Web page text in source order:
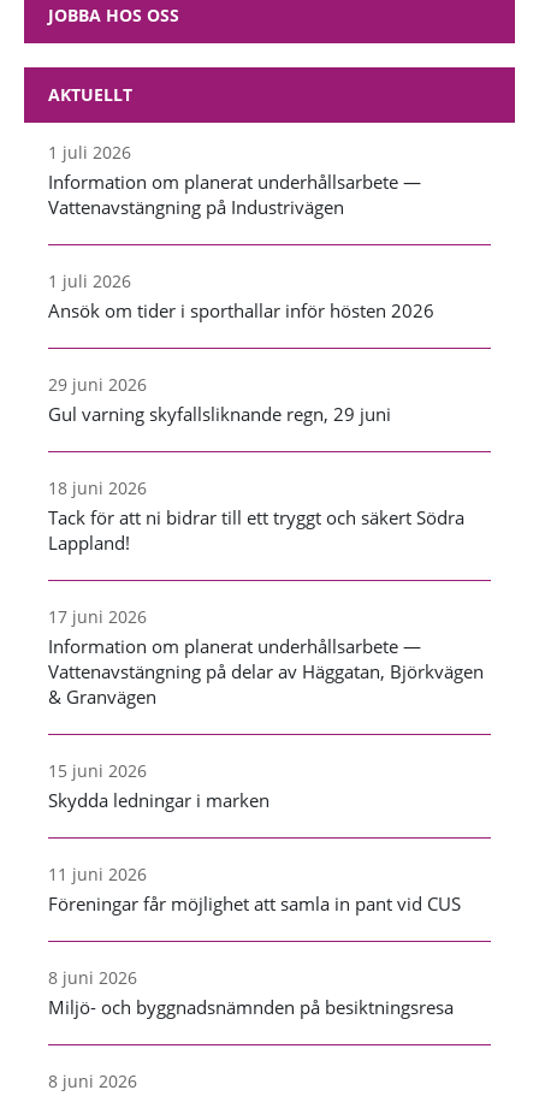
AKTUELLT
1 juli 2026
Information om planerat underhållsarbete —
Vattenavstängning på Industrivägen
1 juli 2026
Ansök om tider i sporthallar inför hösten 2026
29 juni 2026
Gul varning skyfallsliknande regn, 29 juni
18 juni 2026
Tack för att ni bidrar till ett tryggt och säkert Södra
Lappland!
17 juni 2026
Information om planerat underhållsarbete —
Vattenavstängning på delar av Häggatan, Björkvägen
& Granvägen
15 juni 2026
Skydda ledningar i marken
11 juni 2026
Föreningar får möjlighet att samla in pant vid CUS
8 juni 2026
Miljö- och byggnadsnämnden på besiktningsresa
8 juni 2026
JOBBA HOS OSS